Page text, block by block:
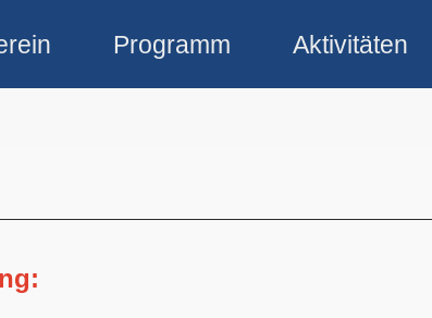
Programm Aktivitäten